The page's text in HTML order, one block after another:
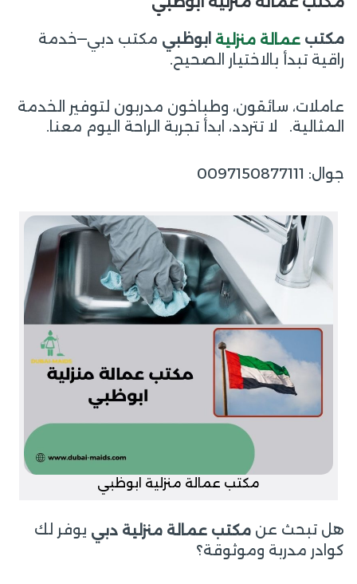
مكتب عمالة منزلية ابوظبي مكتب دبي—خدمة
راقية تبدأ بالاختيار الصحيح.
عاملات، سائقون، وطباخون مدربون لتوفير الخدمة
المثالية. لا تتردد، ابدأ تجربة الراحة اليوم معنا.
جوال: 0097150877111
مكتب عمالة منزلية ابوظبي
هل تبحث عن مكتب عمالة منزلية دبي يوفر لك
كوادر مدربة وموثوقة؟